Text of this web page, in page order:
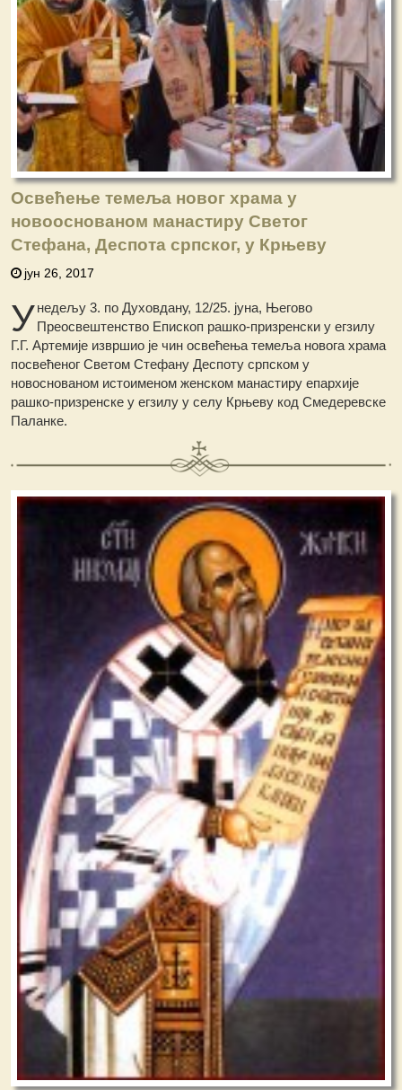
Освећење темеља новог храма у
новооснованом манастиру Светог
Стефана, Деспота српског, у Крњеву
јун 26, 2017
Унедељу 3. по Духовдану, 12/25. јуна, Његово
Преосвештенство Епископ рашко-призренски у егзилу
Г.Г. Артемије извршио је чин освећења темеља новога храма
посвећеног Светом Стефану Деспоту српском у
новоснованом истоименом женском манастиру епархије
рашко-призренске у егзилу у селу Крњеву код Смедеревске
Паланке.